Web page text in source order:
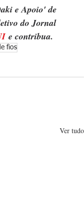
e Apoio' de
do Jornal
e contribua.
fios
Ver tudo